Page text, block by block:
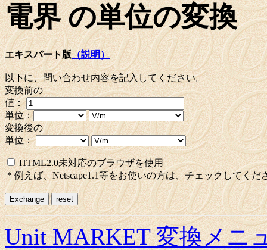
電界 の単位の変換
エキスパート版（説明）
以下に、問い合わせ内容を記入してください。
変換前の
値：
単位：
変換後の
単位：
HTML2.0未対応のブラウザを使用
＊例えば、Netscape1.1等をお使いの方は、チェックしてくだ
Unit MARKET 変換メニ